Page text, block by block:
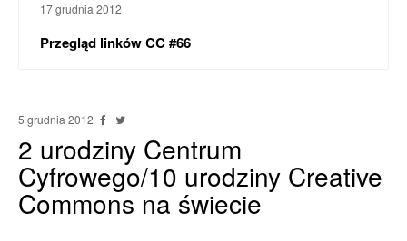
17 grudnia 2012
Przegląd linków CC #66
5 grudnia 2012
2 urodziny Centrum
Cyfrowego/10 urodziny Creative
Commons na świecie